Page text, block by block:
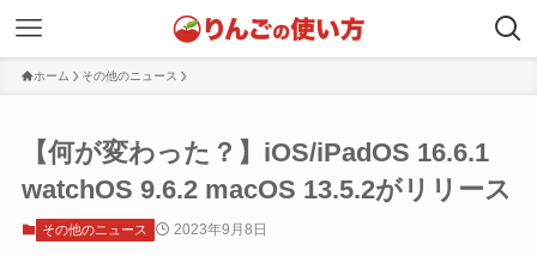
ホーム その他のニュース
【何が変わった？】iOS/iPadOS 16.6.1
watchOS 9.6.2 macOS 13.5.2がリリース
その他のニュース 2023年9月8日